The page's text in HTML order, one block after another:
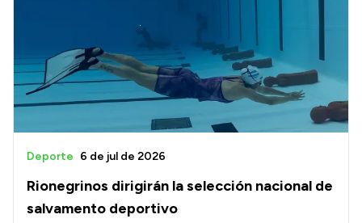
Transparencia
Presupuesto
Compras y licitaciones
Consulta de pago a proveedores
Rionegrinos dirigirán la selección nacional de
salvamento deportivo
Deporte 6 de jul de 2026